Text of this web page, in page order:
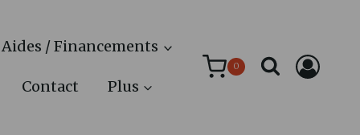
Aides / Financements
Contact Plus
0